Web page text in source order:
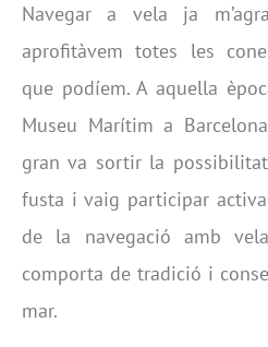
Navegar a vela ja
aprofitàvem totes les
que podíem. A aquella
Museu Marítim a
gran va sortir la
fusta i vaig participar
de la navegació amb
comporta de tradició i
mar.